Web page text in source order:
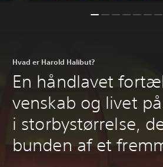
Hvad er Harold Halibut?
En håndlavet
venskab og livet
i storbystørrelse,
bunden af et